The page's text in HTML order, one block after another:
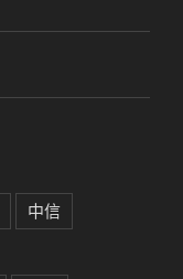
中信